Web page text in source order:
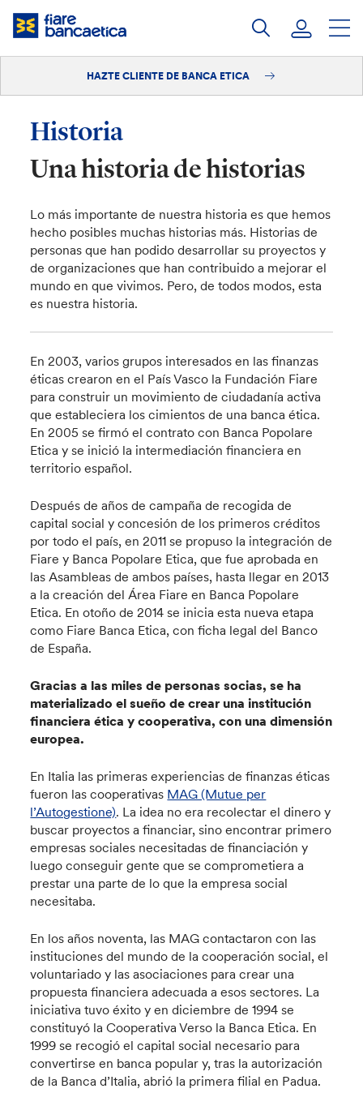
Saltar
Hazte cliente
HAZTE CLIENTE DE BANCA ETICA
Historia
Una historia de historias
Lo más importante de nuestra historia es que hemos
hecho posibles muchas historias más. Historias de
personas que han podido desarrollar su proyectos y
de organizaciones que han contribuido a mejorar el
mundo en que vivimos. Pero, de todos modos, esta
es nuestra historia.
En 2003, varios grupos interesados en las finanzas
éticas crearon en el País Vasco la Fundación Fiare
para construir un movimiento de ciudadanía activa
que estableciera los cimientos de una banca ética.
En 2005 se firmó el contrato con Banca Popolare
Etica y se inició la intermediación financiera en
territorio español.
Después de años de campaña de recogida de
capital social y concesión de los primeros créditos
por todo el país, en 2011 se propuso la integración de
Fiare y Banca Popolare Etica, que fue aprobada en
las Asambleas de ambos países, hasta llegar en 2013
a la creación del Área Fiare en Banca Popolare
Etica. En otoño de 2014 se inicia esta nueva etapa
como Fiare Banca Etica, con ficha legal del Banco
de España.
Gracias a las miles de personas socias, se ha
materializado el sueño de crear una institución
financiera ética y cooperativa, con una dimensión
europea.
En Italia las primeras experiencias de finanzas éticas
fueron las cooperativas MAG (Mutue per
l’Autogestione). La idea no era recolectar el dinero y
buscar proyectos a financiar, sino encontrar primero
empresas sociales necesitadas de financiación y
luego conseguir gente que se comprometiera a
prestar una parte de lo que la empresa social
necesitaba.
En los años noventa, las MAG contactaron con las
instituciones del mundo de la cooperación social, el
voluntariado y las asociaciones para crear una
propuesta financiera adecuada a esos sectores. La
iniciativa tuvo éxito y en diciembre de 1994 se
constituyó la Cooperativa Verso la Banca Etica. En
1999 se recogió el capital social necesario para
convertirse en banca popular y, tras la autorización
de la Banca d’Italia, abrió la primera filial en Padua.